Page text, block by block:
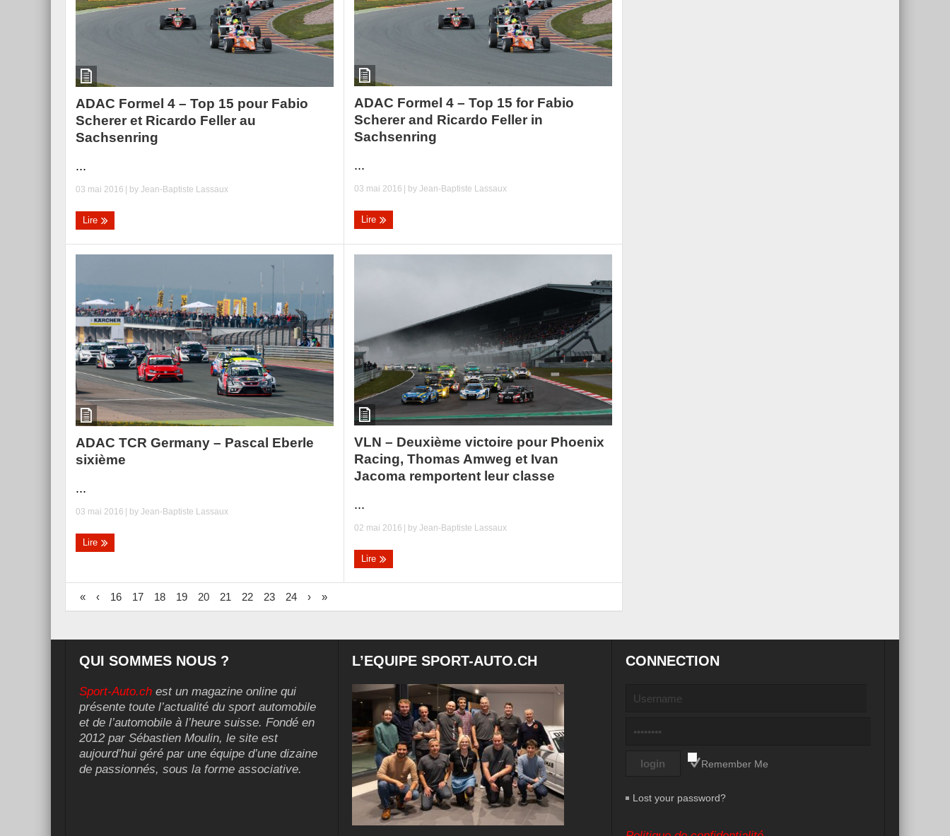
ADAC Formel 4 – Top 15 pour Fabio
Scherer et Ricardo Feller au
Sachsenring
...
03 mai 2016 | by Jean-Baptiste Lassaux
Lire
ADAC Formel 4 – Top 15 for Fabio
Scherer and Ricardo Feller in
Sachsenring
...
03 mai 2016 | byJean-Baptiste Lassaux
Lire
ADAC TCR Germany – Pascal Eberle
sixième
...
03 mai 2016 | by Jean-Baptiste Lassaux
Lire
VLN – Deuxième victoire pour Phoenix
Racing, Thomas Amweg et Ivan
Jacoma remportent leur classe
...
02 mai 2016 | byJean-Baptiste Lassaux
Lire
« ‹ 16 17 18 19 20 21 22 23 24 › »
QUI SOMMES NOUS ?
Sport-Auto.ch est un magazine online qui
présente toute l’actualité du sport automobile
et de l’automobile à l’heure suisse. Fondé en
2012 par Sébastien Moulin, le site est
aujourd’hui géré par une équipe d’une dizaine
de passionnés, sous la forme associative.
L’EQUIPE SPORT-AUTO.CH CONNECTION
Remember Me
Lost your password?